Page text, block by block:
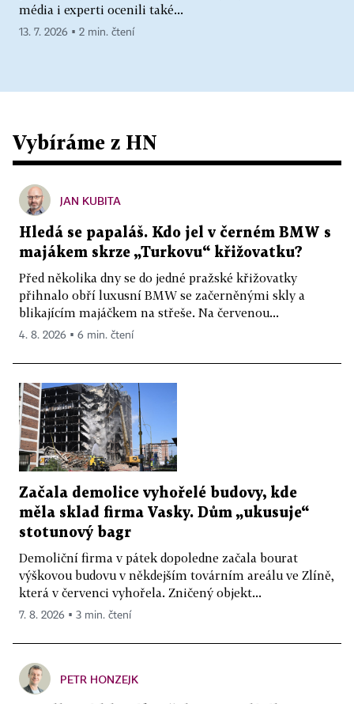
média i experti ocenili také...
13. 7. 2026 ▪ 2 min. čtení
Vybíráme z HN
JAN KUBITA
Hledá se papaláš. Kdo jel v černém BMW s
majákem skrze „Turkovu“ křižovatku?
Před několika dny se do jedné pražské křižovatky
přihnalo obří luxusní BMW se začerněnými skly a
blikajícím majáčkem na střeše. Na červenou...
4. 8. 2026 ▪ 6 min. čtení
Začala demolice vyhořelé budovy, kde
měla sklad firma Vasky. Dům „ukusuje“
stotunový bagr
Demoliční firma v pátek dopoledne začala bourat
výškovou budovu v někdejším továrním areálu ve Zlíně,
která v červenci vyhořela. Zničený objekt...
7. 8. 2026 ▪ 3 min. čtení
PETR HONZEJK